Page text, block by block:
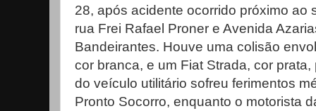
28, após acidente ocorrido próximo ao
rua Frei Rafael Proner e Avenida
Bandeirantes. Houve uma colisão
cor branca, e um Fiat Strada, cor
do veículo utilitário sofreu ferimentos
Pronto Socorro, enquanto o motorista